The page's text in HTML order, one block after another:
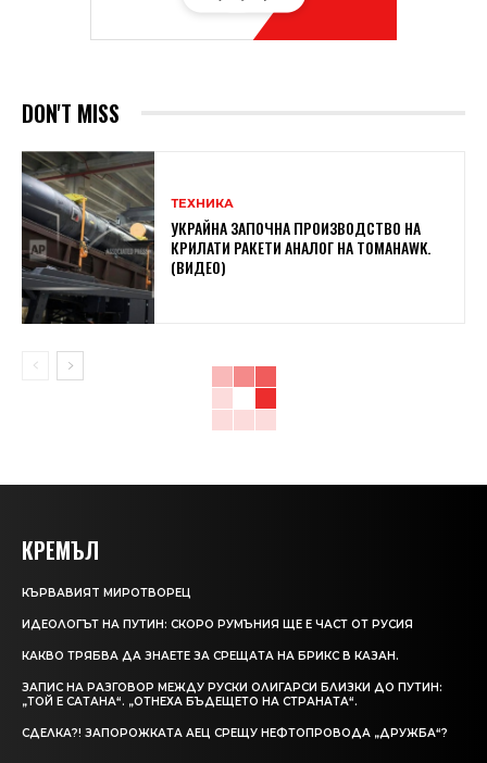
DON'T MISS
ТЕХНИКА
УКРАЙНА ЗАПОЧНА ПРОИЗВОДСТВО НА
КРИЛАТИ РАКЕТИ АНАЛОГ НА TOMAHAWK.
(ВИДЕО)
КРЕМЪЛ
КЪРВАВИЯT МИРОТВОРЕЦ
ИДЕОЛОГЪТ НА ПУТИН: СКОРО РУМЪНИЯ ЩЕ Е ЧАСТ ОТ РУСИЯ
КАКВО ТРЯБВА ДА ЗНАЕТЕ ЗА СРЕЩАТА НА БРИКС В КАЗАН.
ЗАПИС НА РАЗГОВОР МЕЖДУ РУСКИ ОЛИГАРСИ БЛИЗКИ ДО ПУТИН:
„ТОЙ Е САТАНА“. „ОТНЕХА БЪДЕЩЕТО НА СТРАНАТА“.
СДЕЛКА?! ЗАПОРОЖКАТА АЕЦ СРЕЩУ НЕФТОПРОВОДА „ДРУЖБА“?